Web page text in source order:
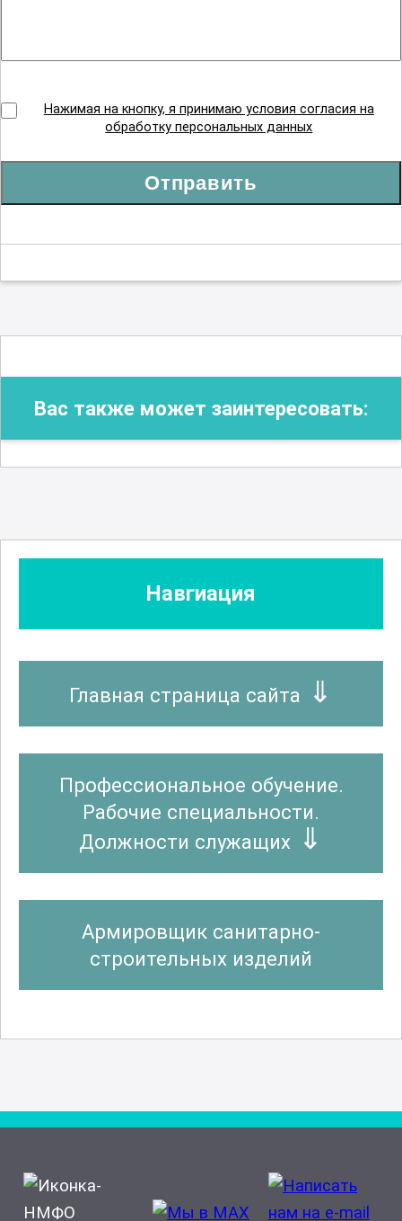
Нажимая на кнопку, я принимаю условия согласия на
обработку персональных данных
Отправить
Вас также может заинтересовать:
Навгиация
Главная страница сайта
Профессиональное обучение.
Рабочие специальности.
Должности служащих
Армировщик санитарно-
строительных изделий